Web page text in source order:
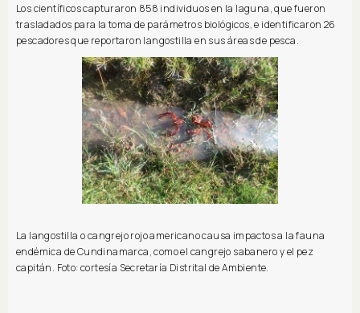
Los científicos capturaron 858 individuos en la laguna, que fueron
trasladados para la toma de parámetros biológicos, e identificaron 26
pescadores que reportaron langostilla en sus áreas de pesca.
La langostilla o cangrejo rojo americano causa impactos a la fauna
endémica de Cundinamarca, como el cangrejo sabanero y el pez
capitán. Foto: cortesía Secretaría Distrital de Ambiente.